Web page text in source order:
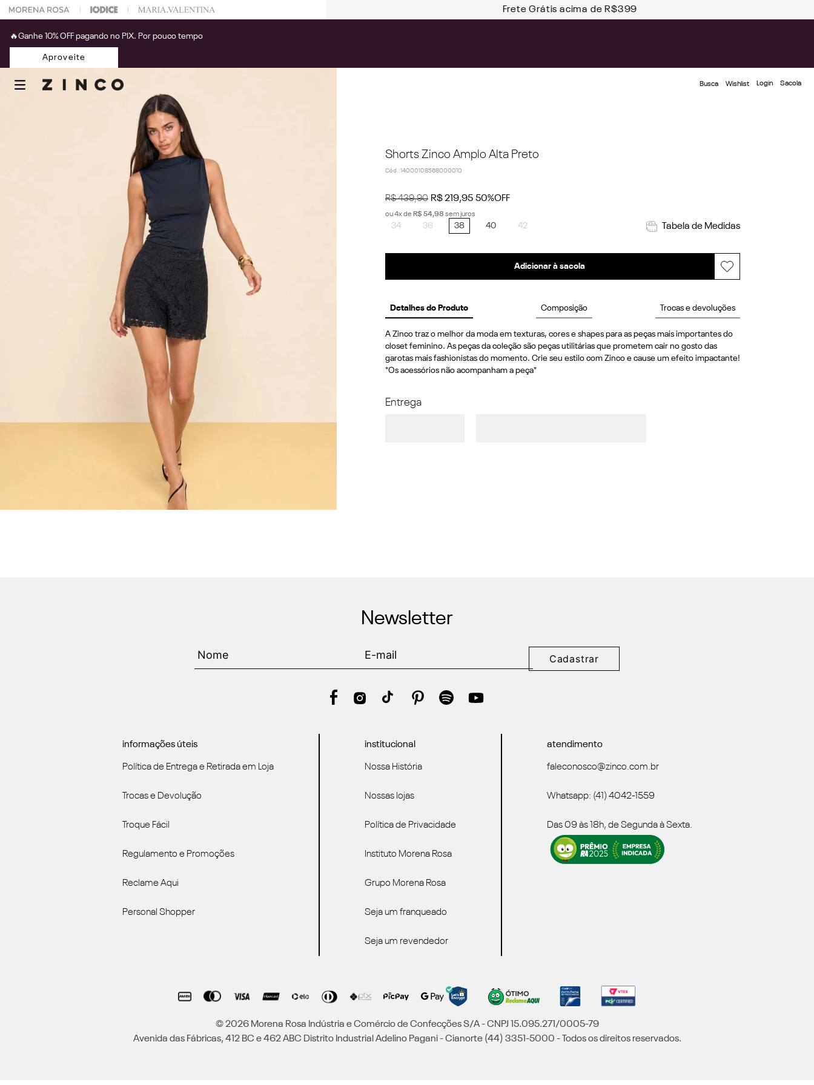
seu look? Fale com nossa Personal Shopper. Frete Grátis acima de R$399
🔥Ganhe 10% OFF pagando no PIX. Por pouco tempo
Aproveite
Busca Wishlist Login
Shorts Zinco Amplo Alta Preto
Cód. :14000108568000010
R$ 439,90 R$219,95 50%OFF
ou4x de R$ 54,98 sem juros
34 36 38 40 42 Tabela de Medidas
Adicionar à sacola
Detalhes do Produto Composição Trocas e devoluções
A Zinco traz o melhor da moda em texturas, cores e shapes para as peças mais importantes do
closet feminino. As peças da coleção são peças utilitárias que prometem cair no gosto das
garotas mais fashionistas do momento. Crie seu estilo com Zinco e cause um efeito impactante!
*Os acessórios não acompanham a peça*
Entrega
Newsletter
Cadastrar
informações úteis
Política de Entrega e Retirada em Loja
Trocas e Devolução
Troque Fácil
Regulamento e Promoções
Reclame Aqui
Personal Shopper
institucional
Nossa História
Nossas lojas
Política de Privacidade
Instituto Morena Rosa
Grupo Morena Rosa
Seja um franqueado
Seja um revendedor
atendimento
faleconosco@zinco.com.br
Whatsapp: (41) 4042-1559
Das 09 às 18h, de Segunda à Sexta.
© 2026 Morena Rosa Indústria e Comércio de Confecções S/A - CNPJ 15.095.271/0005-79
Avenida das Fábricas, 412 BC e 462 ABC Distrito Industrial Adelino Pagani - Cianorte (44) 3351-5000 - Todos os direitos reservados.